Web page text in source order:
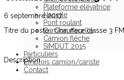
Plateforme élévatrice
Nacelle
Pont roulant
Camion nacelle
Camion flèche
SIMDUT 2015
Particuliers
Emplois camion/cariste
Contact
6 septembre 2017
Titre du poste : Chauffeur classe 3 FM
Description :